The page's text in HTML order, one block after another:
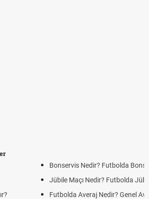
Bonservis Sistemi Nasıl İşler?
Futbolda Jübile Yapmak Ne Anlama Gelir?
Genel Averaj ve İkili Averaj Arasındaki